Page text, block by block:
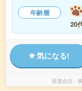
年齢層
20
気になる!
派遣会社